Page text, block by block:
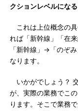
クションレベルにな
これは上位概念の具
れば「新幹線」「在
「新幹線」→「のぞ
なります。
いかがでしょう？
が、実際の業務でこ
ります。そこで業務